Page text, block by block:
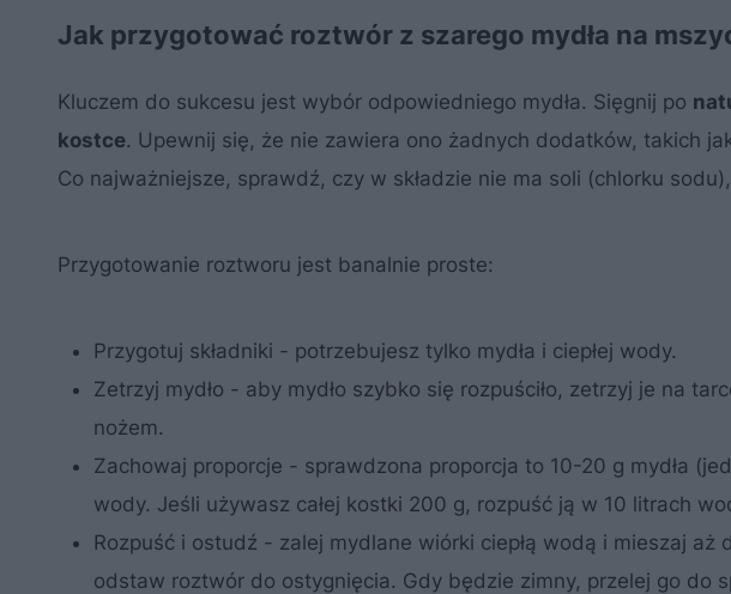
Jak przygotować roztwór z szarego mydła na
Kluczem do sukcesu jest wybór odpowiedniego mydła. Sięgnij po
kostce. Upewnij się, że nie zawiera ono żadnych dodatków, takich
Co najważniejsze, sprawdź, czy w składzie nie ma soli (chlorku
Przygotowanie roztworu jest banalnie proste:
Przygotuj składniki - potrzebujesz tylko mydła i ciepłej wody.
Zetrzyj mydło - aby mydło szybko się rozpuściło, zetrzyj je na
nożem.
Zachowaj proporcje - sprawdzona proporcja to 10-20 g mydła
wody. Jeśli używasz całej kostki 200 g, rozpuść ją w 10 litrach
Rozpuść i ostudź - zalej mydlane wiórki ciepłą wodą i mieszaj aż
odstaw roztwór do ostygnięcia. Gdy będzie zimny, przelej go do